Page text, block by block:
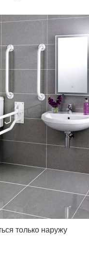
только наружу